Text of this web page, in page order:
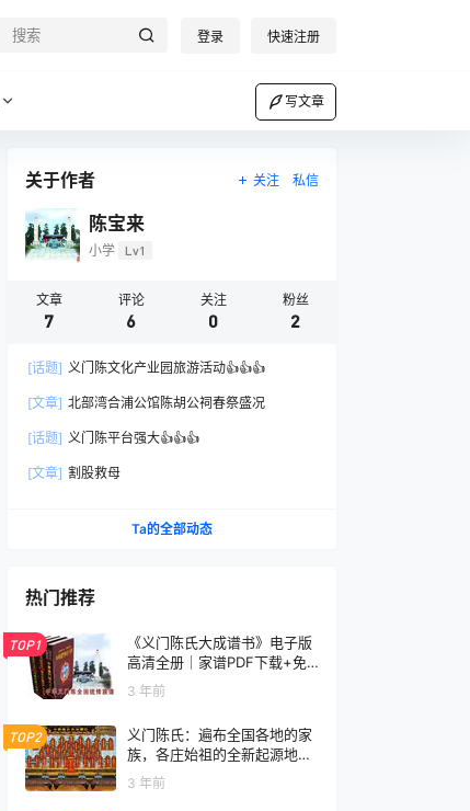
登录 快速注册
写文章
关于作者 关注 私信
陈宝来
小学 Lv1
文章
7
评论
6
关注
0
粉丝
2
[话题] 义门陈文化产业园旅游活动👍👍👍
[文章] 北部湾合浦公馆陈胡公祠春祭盛况
[话题] 义门陈平台强大👍👍👍
[文章] 割股救母
Ta的全部动态
热门推荐
TOP1
《义门陈氏大成谱书》电子版
高清全册｜家谱PDF下载+免
费在线阅读｜官方正版无水印
3 年前
TOP2
义门陈氏：遍布全国各地的家
族，各庄始祖的全新起源地揭
3 年前